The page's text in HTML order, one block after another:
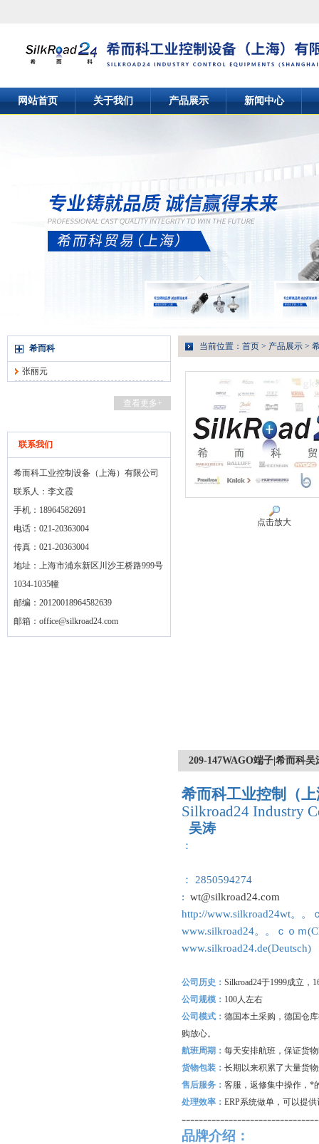
网站首页 关于我们 产品展示 新闻中心
希而科
张丽元
查看更多+
联系我们
希而科工业控制设备（上海）有限公司
联系人：李文霞
手机：18964582691
电话：021-20363004
传真：021-20363004
地址：上海市浦东新区川沙王桥路999号
1034-1035幢
邮编：20120018964582639
邮箱： office@silkroad24.com
当前位置： 首页 > 产品展示 >
点击放大
209-147WAGO端子|希而科
希而科工业控制（
Silkroad24 Industry
吴涛
：
： 2850594274
: wt@silkroad24.com
http://www.silkroad24wt。。
www.silkroad24。。ｃｏｍ
www.silkroad24.de(Deutsch)
公司历史： Silkroad24于1999成立，
公司规模： 100人左右
公司模式： 德国本土采购，德国仓
购放心。
航班周期： 每天安排航班，保证货
货物包装： 长期以来积累了大量货
售后服务： 客服，返修集中操作，*
处理效率： ERP系统做单，可以提
品牌介绍：